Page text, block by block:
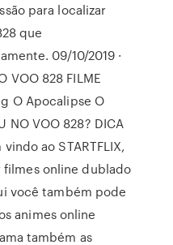
para localizar
que
09/10/2019 ·
VOO 828 FILME
O Apocalipse O
NO VOO 828? DICA
vindo ao STARTFLIX,
filmes online dublado
você também pode
animes online
também as